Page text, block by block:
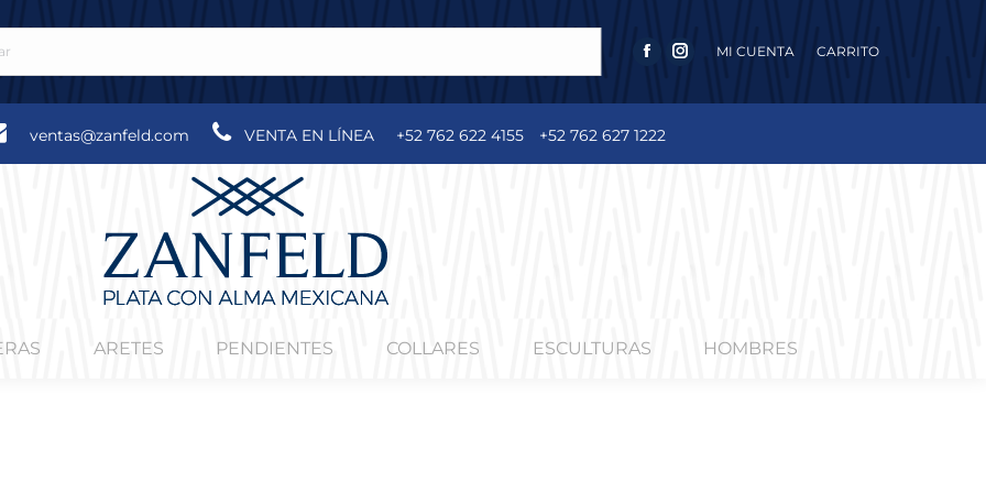
FACEBOOK
INSTAGRAM
MI CUENTA CARRITO
ventas@zanfeld.com VENTA EN LÍNEA +52 762 622 4155 +52 762 627 1222
ARETES PENDIENTES COLLARES ESCULTURAS HOMBRES